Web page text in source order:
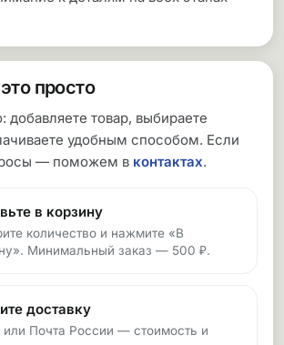
просто
добавляете товар, выбираете
удобным способом. Если
— поможем в контактах.
в корзину
количество и нажмите «В
Минимальный заказ — 500 ₽.
доставку
Почта России — стоимость и